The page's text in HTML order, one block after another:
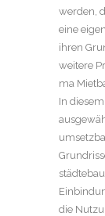
werden,
eine
ihren
weitere
ma
In
die